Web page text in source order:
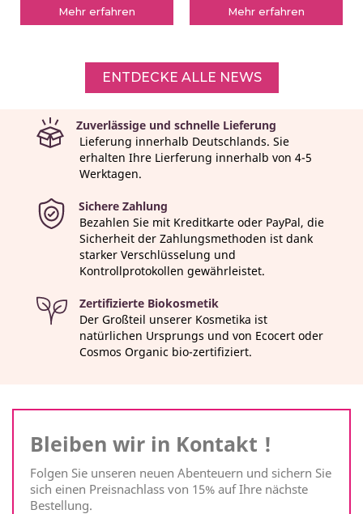
Mehr erfahren Mehr erfahren
ENTDECKE ALLE NEWS
Zuverlässige und schnelle Lieferung
Lieferung innerhalb Deutschlands. Sie
erhalten Ihre Lierferung innerhalb von 4-5
Werktagen.
Sichere Zahlung
Bezahlen Sie mit Kreditkarte oder PayPal, die
Sicherheit der Zahlungsmethoden ist dank
starker Verschlüsselung und
Kontrollprotokollen gewährleistet.
Zertifizierte Biokosmetik
Der Großteil unserer Kosmetika ist
natürlichen Ursprungs und von Ecocert oder
Cosmos Organic bio-zertifiziert.
Bleiben wir in Kontakt !
Folgen Sie unseren neuen Abenteuern und sichern Sie
sich einen Preisnachlass von 15% auf Ihre nächste
Bestellung.